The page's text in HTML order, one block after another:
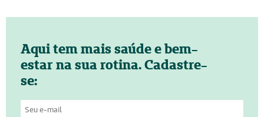
Aqui tem mais saúde e bem-
estar na sua rotina. Cadastre-
se: